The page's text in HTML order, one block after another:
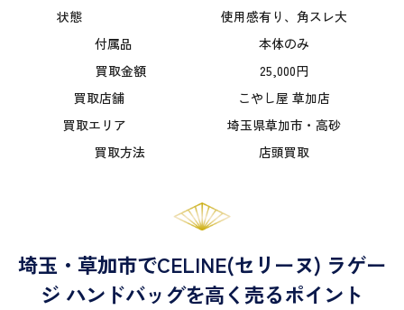
状態 使用感有り、角スレ大
付属品 本体のみ
買取金額 25,000円
買取店舗 こやし屋 草加店
買取エリア 埼玉県草加市・高砂
買取方法 店頭買取
埼玉・草加市でCELINE(セリーヌ) ラゲー
ジ ハンドバッグを高く売るポイント